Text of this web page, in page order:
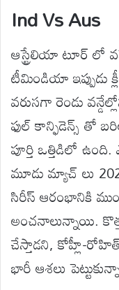
Ind Vs Aus
ఆస్ట్రేలియా టూర్ లో
టీమిండియా ఇప్పుడు
వరుసగా రెండు
ఫుల్ కాన్ఫిడెన్స్ తో
పూర్తి ఒత్తిడిలో
మూడు మ్యాచ్ లు
సిరీస్ ఆరంభానికి
అంచనాలున్నాయి.
చేస్తాడని, కోహ్లీ-
భారీ ఆశలు